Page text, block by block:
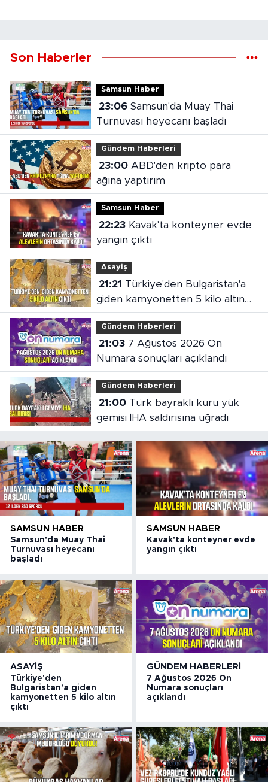
Son Haberler
Samsun Haber
23:06Samsun'da Muay Thai
Turnuvası heyecanı başladı
Gündem Haberleri
23:00ABD'den kripto para
ağına yaptırım
Samsun Haber
22:23Kavak'ta konteyner evde
yangın çıktı
Asayiş
21:21
giden kamyonetten 5 kilo altın
çıktı
Gündem Haberleri
21:037 Ağustos 2026 On
Numara sonuçları açıklandı
Gündem Haberleri
21:00Türk bayraklı kuru yük
gemisi İHA saldırısına uğradı
SAMSUN HABER
Samsun'da Muay Thai
Turnuvası heyecanı
başladı
SAMSUN HABER
Kavak'ta konteyner evde
yangın çıktı
ASAYIŞ
Türkiye'den
Bulgaristan'a giden
kamyonetten 5 kilo altın
çıktı
GÜNDEM HABERLERI
7 Ağustos 2026 On
Numara sonuçları
açıklandı